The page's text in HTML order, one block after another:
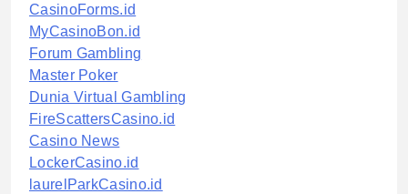
CasinoForms.id
MyCasinoBon.id
Forum Gambling
Master Poker
Dunia Virtual Gambling
FireScattersCasino.id
Casino News
LockerCasino.id
laurelParkCasino.id